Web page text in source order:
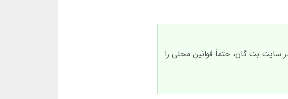
سایت بت گان، حتماً قوانین محلی را